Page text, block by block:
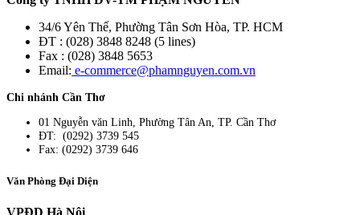
34/6 Yên Thế, Phường Tân Sơn Hòa, TP. HCM
ĐT : (028) 3848 8248 (5 lines)
Fax : (028) 3848 5653
Email: e-commerce@phamnguyen.com.vn
Chi nhánh Cần Thơ
01 Nguyễn văn Linh, Phường Tân An, TP. Cần Thơ
ĐT: (0292) 3739 545
Fax: (0292) 3739 646
Văn Phòng Đại Diện
VPĐD Hà Nội